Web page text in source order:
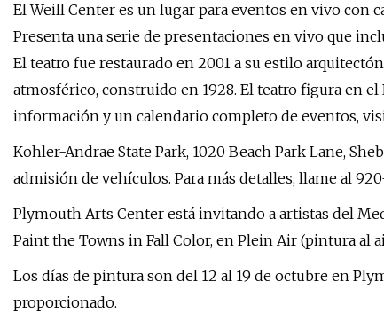
El Weill Center es un lugar para eventos en vivo con
Presenta una serie de presentaciones en vivo que
El teatro fue restaurado en 2001 a su estilo
atmosférico, construido en 1928. El teatro figura en
información y un calendario completo de eventos,
Kohler-Andrae State Park, 1020 Beach Park Lane,
admisión de vehículos. Para más detalles, llame al
Plymouth Arts Center está invitando a artistas del
Paint the Towns in Fall Color, en Plein Air (pintura al
Los días de pintura son del 12 al 19 de octubre en
proporcionado.